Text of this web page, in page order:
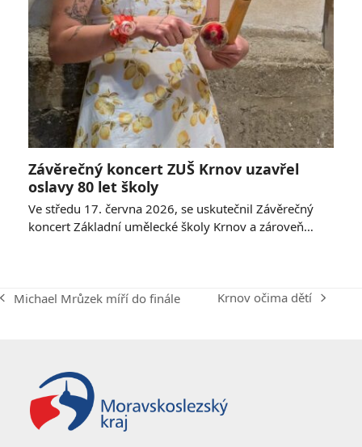
Závěrečný koncert ZUŠ Krnov uzavřel
oslavy 80 let školy
Ve středu 17. června 2026, se uskutečnil Závěrečný
koncert Základní umělecké školy Krnov a zároveň…
previous
Michael Mrůzek míří do finále
next
Krnov očima dětí